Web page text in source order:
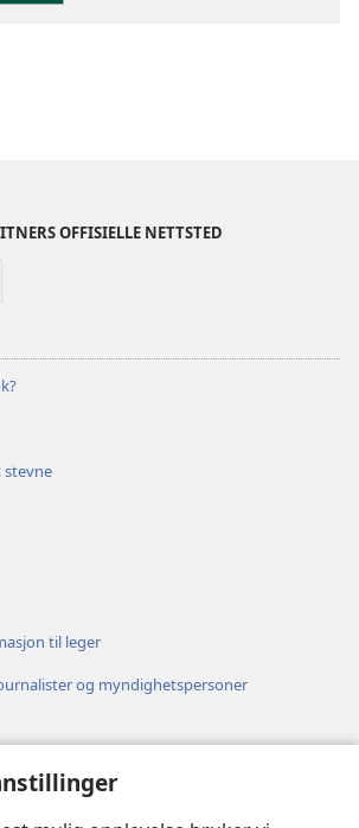
OFFISIELLE NETTSTED
stevne
til leger
og myndighetspersoner